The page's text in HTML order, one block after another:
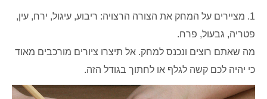
1. מציירים על המחק את הצורה הרצויה: ריבוע, עיגול, ירח, עין,
פטריה, גבעול, פרח.
מה שאתם רוצים ונכנס למחק. אל תיצרו ציורים מורכבים מאוד
כי יהיה לכם קשה לגלף או לחתוך בגודל הזה.